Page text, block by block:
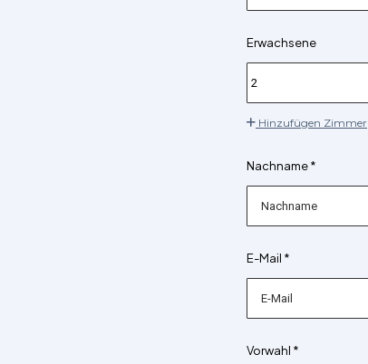
Erwachsene
Hinzufügen Zimmer
Nachname *
E-Mail *
Vorwahl *